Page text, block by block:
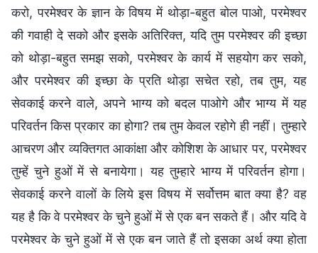
करो, परमेश्वर के ज्ञान के विषय में थोड़ा-बहुत बोल पाओ, परमेश्वर
की गवाही दे सको और इसके अतिरिक्त, यदि तुम परमेश्वर की इच्छा
को थोड़ा-बहुत समझ सको, परमेश्वर के कार्य में सहयोग कर सको,
और परमेश्वर की इच्छा के प्रति थोड़ा सचेत रहो, तब तुम, यह
सेवकाई करने वाले, अपने भाग्य को बदल पाओगे और भाग्य में यह
परिवर्तन किस प्रकार का होगा? तब तुम केवल रहोगे ही नहीं। तुम्हारे
आचरण और व्यक्तिगत आकांक्षा और कोशिश के आधार पर, परमेश्वर
तुम्हें चुने हुओं में से बनायेगा। यह तुम्हारे भाग्य में परिवर्तन होगा।
सेवकाई करने वालों के लिये इस विषय में सर्वोत्तम बात क्या है? वह
यह है कि वे परमेश्वर के चुने हुओं में से एक बन सकते हैं। और यदि वे
परमेश्वर के चुने हुओं में से एक बन जाते हैं तो इसका अर्थ क्या होता